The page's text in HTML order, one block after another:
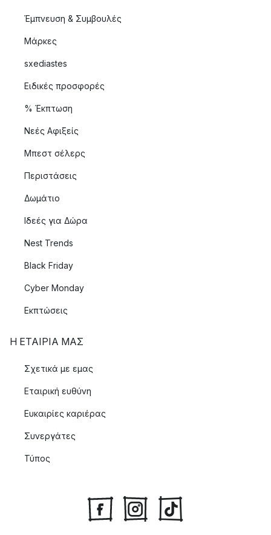
Έμπνευση & Συμβουλές
Μάρκες
sxediastes
Ειδικές προσφορές
% Έκπτωση
Νεές Αφιξείς
Μπεστ σέλερς
Περιστάσεις
Δωμάτιο
Ιδεές για Δώρα
Nest Trends
Black Friday
Cyber Monday
Εκπτώσεις
Η ΕΤΑΊΡΙΑ ΜΑΣ
Σχετικά με εμας
Εταιρική ευθύνη
Ευκαιρίες καριέρας
Συνεργάτες
Τύπος